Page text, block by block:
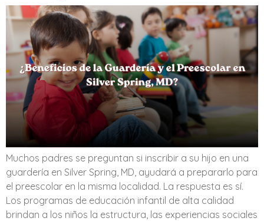
Muchos padres se preguntan si inscribir a su hijo en una
guardería en Silver Spring, MD, ayudará a prepararlo para
el preescolar en la misma localidad. La respuesta es sí.
Los programas de educación infantil de alta calidad
brindan a los niños la estructura, las experiencias sociales